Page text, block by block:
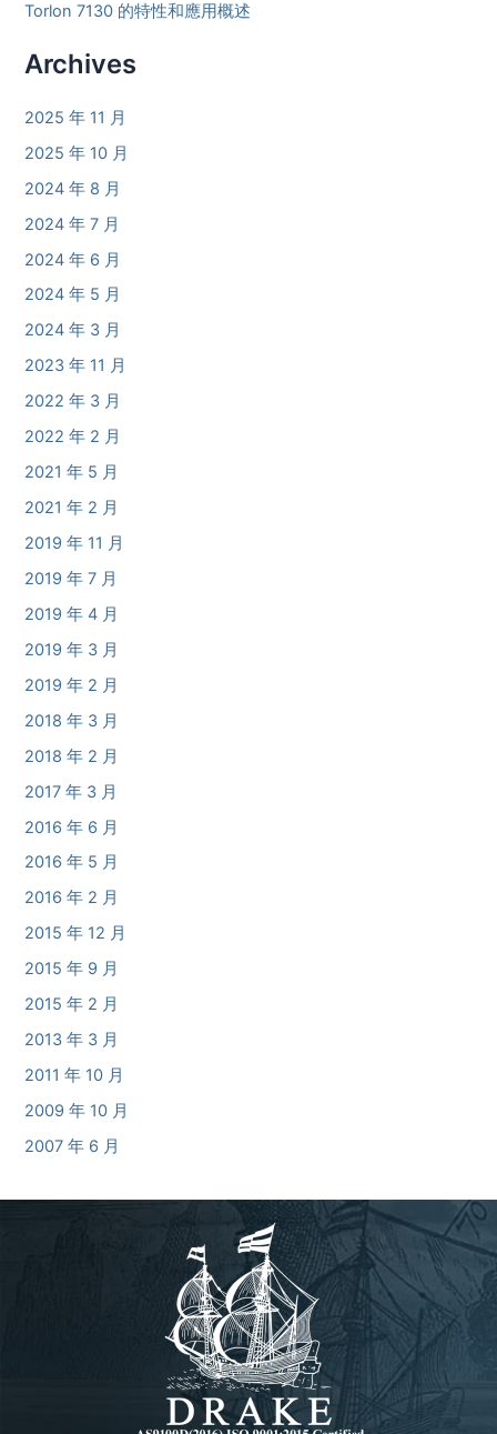
Torlon 7130 的特性和應用概述
Archives
2025 年 11 月
2025 年 10 月
2024 年 8 月
2024 年 7 月
2024 年 6 月
2024 年 5 月
2024 年 3 月
2023 年 11 月
2022 年 3 月
2022 年 2 月
2021 年 5 月
2021 年 2 月
2019 年 11 月
2019 年 7 月
2019 年 4 月
2019 年 3 月
2019 年 2 月
2018 年 3 月
2018 年 2 月
2017 年 3 月
2016 年 6 月
2016 年 5 月
2016 年 2 月
2015 年 12 月
2015 年 9 月
2015 年 2 月
2013 年 3 月
2011 年 10 月
2009 年 10 月
2007 年 6 月